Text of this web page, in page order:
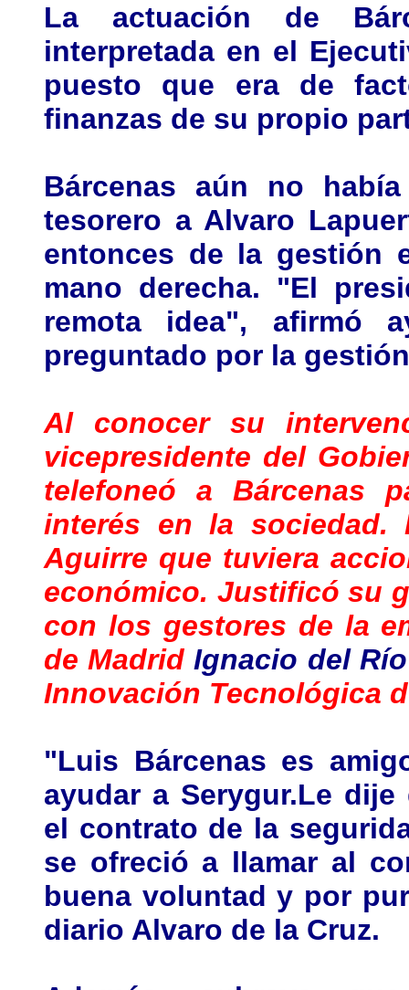
La actuación de
interpretada en el
puesto que era de
finanzas de su propio
Bárcenas aún no
tesorero a Alvaro
entonces de la gestión
mano derecha. "El
remota idea", afirmó
preguntado por la
Al conocer su
vicepresidente del
telefoneó a Bárcenas
interés en la sociedad.
Aguirre que tuviera
económico. Justificó su
con los gestores de la
de MadridIgnacio del Río
Innovación Tecnológica
"Luis Bárcenas es
ayudar a Serygur.Le
el contrato de la
se ofreció a llamar al
buena voluntad y por
diario Alvaro de la Cruz.